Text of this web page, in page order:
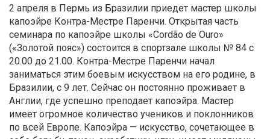
2 апреля в Пермь из Бразилии приедет мастер школы
капоэйре Контра-Местре Паренчи. Открытая часть
семинара по капоэйре школы «Cordão de Ouro»
(«Золотой пояс») состоится в спортзале школы № 84 с
20.00 до 21.00. Контра-Местре Паренчи начал
заниматься этим боевым искусством на его родине, в
Бразилии, с 9 лет. Сейчас он постоянно проживает в
Англии, где успешно преподает капоэйра. Мастер
имеет огромное количество учеников и поклонников
по всей Европе. Капоэйра — искусство, сочетающее в